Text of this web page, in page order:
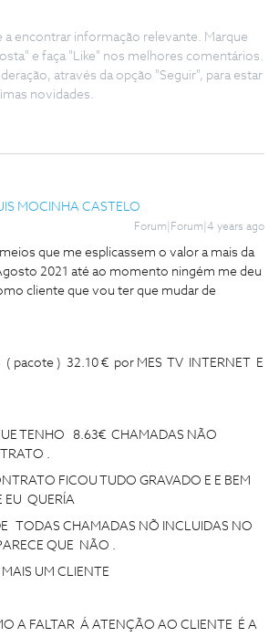
a encontrar informação relevante. Marque
e faça "Like" nos melhores comentários.
através da opção "Seguir", para estar
novidades.
MOCINHA CASTELO
Forum|Forum|4 years ago
que me esplicassem o valor a mais da
2021 até ao momento ningém me deu
cliente que vou ter que mudar de
pacote ) 32.10 € por MES TV INTERNET E
TENHO 8.63€ CHAMADAS NÃO
.
FICOU TUDO GRAVADO E E BEM
EU QUERÍA
TODAS CHAMADAS NÕ INCLUIDAS NO
QUE NÃO .
MAIS UM CLIENTE
A FALTAR Á ATENÇÃO AO CLIENTE É A